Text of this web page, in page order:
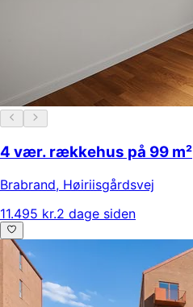
4 vær. rækkehus på 99 m²
Brabrand, Høiriisgårdsvej
11.495 kr.2 dage siden